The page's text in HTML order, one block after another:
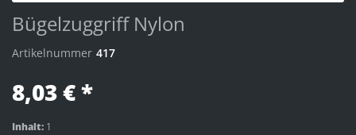
Bügelzuggriff Nylon
Artikelnummer 417
8,03 € *
Inhalt: 1